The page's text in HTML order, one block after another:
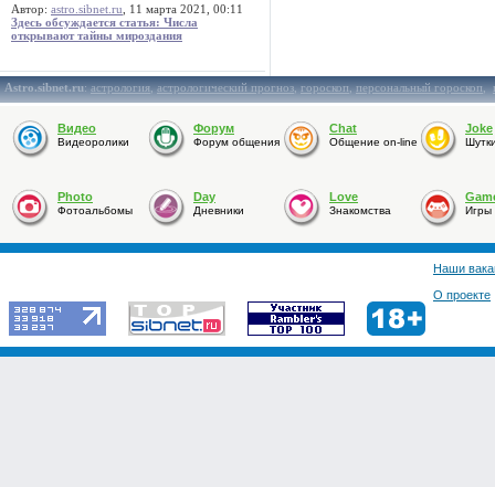
Автор: astro.sibnet.ru , 11 марта 2021, 00:11
Здесь обсуждается статья: Числа
открывают тайны мироздания
Astro.sibnet.ru:астрология,астрологический прогноз,гороскоп,персональный гороскоп,
Видео
Видеоролики
Форум
Форум общения
Chat
Общение on-line
Joke
Photo
Фотоальбомы
Day
Дневники
Love
Знакомства Игры
Наши
О проекте